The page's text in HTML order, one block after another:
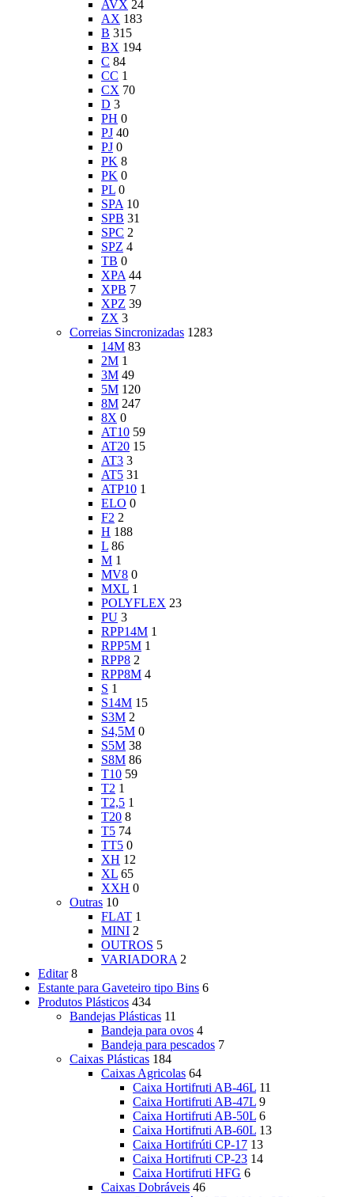
AVX 24
AX 183
B 315
BX 194
C 84
CC 1
CX 70
D 3
PH 0
PJ 40
PJ 0
PK 8
PK 0
PL 0
SPA 10
SPB 31
SPC 2
SPZ 4
TB 0
XPA 44
XPB 7
XPZ 39
ZX 3
Correias Sincronizadas 1283
14M 83
2M 1
3M 49
5M 120
8M 247
8X 0
AT10 59
AT20 15
AT3 3
AT5 31
ATP10 1
ELO 0
F2 2
H 188
L 86
M 1
MV8 0
MXL 1
POLYFLEX 23
PU 3
RPP14M 1
RPP5M 1
RPP8 2
RPP8M 4
S 1
S14M 15
S3M 2
S4,5M 0
S5M 38
S8M 86
T10 59
T2 1
T2,5 1
T20 8
T5 74
TT5 0
XH 12
XL 65
XXH 0
Outras 10
FLAT 1
MINI 2
OUTROS 5
VARIADORA 2
Editar 8
Estante para Gaveteiro tipo Bins 6
Produtos Plásticos 434
Bandejas Plásticas 11
Bandeja para ovos 4
Bandeja para pescados 7
Caixas Plásticas 184
Caixas Agricolas 64
Caixa Hortifruti AB-46L 11
Caixa Hortifruti AB-47L 9
Caixa Hortifruti AB-50L 6
Caixa Hortifruti AB-60L 13
Caixa Hortifrúti CP-17 13
Caixa Hortifruti CP-23 14
Caixa Hortifruti HFG 6
Caixas Dobráveis 46